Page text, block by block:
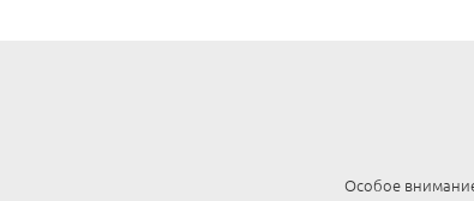
Особое